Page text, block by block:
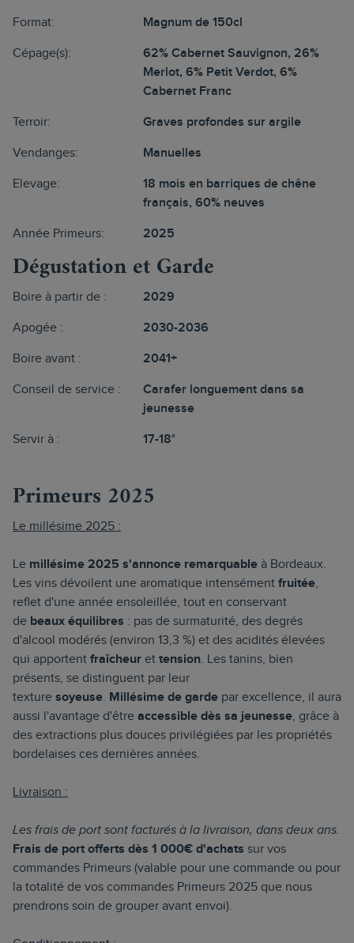
Format: Magnum de 150cl
Cépage(s):
62% Cabernet Sauvignon, 26%
Merlot, 6% Petit Verdot, 6%
Cabernet Franc
Terroir: Graves profondes sur argile
Vendanges: Manuelles
Elevage:
18 mois en barriques de chêne
français, 60% neuves
Année Primeurs: 2025
Dégustation et Garde
Boire à partir de : 2029
Apogée : 2030-2036
Boire avant : 2041+
Conseil de service :
Carafer longuement dans sa
jeunesse
Servir à : 17-18°
Primeurs 2025
Le millésime 2025 :
Le millésime 2025 s'annonce remarquable à Bordeaux.
Les vins dévoilent une aromatique intensément fruitée,
reflet d'une année ensoleillée, tout en conservant
de beaux équilibres : pas de surmaturité, des degrés
d'alcool modérés (environ 13,3 %) et des acidités élevées
qui apportent fraîcheur et tension. Les tanins, bien
présents, se distinguent par leur
texture soyeuse. Millésime de garde par excellence, il aura
aussi l'avantage d'être accessible dès sa jeunesse, grâce à
des extractions plus douces privilégiées par les propriétés
bordelaises ces dernières années.
Livraison :
Les frais de port sont facturés à la livraison, dans deux ans.
Frais de port offerts dès 1 000€ d'achats sur vos
commandes Primeurs (valable pour une commande ou pour
la totalité de vos commandes Primeurs 2025 que nous
prendrons soin de grouper avant envoi).